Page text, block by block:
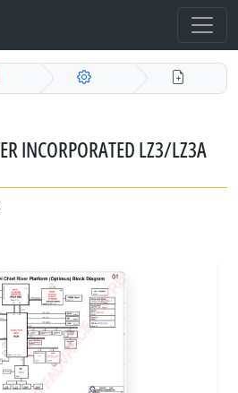
INCORPORATED LZ3/LZ3A